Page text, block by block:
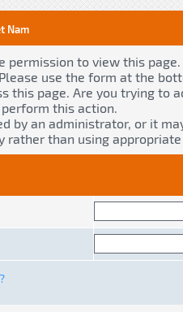
Nam
permission to view this
use the form at the
this page. Are you trying to
this action.
by an administrator, or it
rather than using